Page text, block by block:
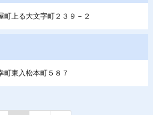
上る大文字町２３９－２
町東入松本町５８７